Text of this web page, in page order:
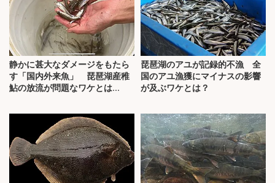
静かに甚大なダメージをもたら
す「国内外来魚」 琵琶湖産稚
鮎の放流が問題なワケとは...
琵琶湖のアユが記録的不漁 全
国のアユ漁獲にマイナスの影響
が及ぶワケとは？